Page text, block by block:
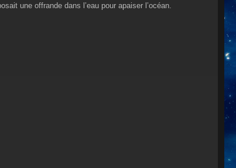
une offrande dans l’eau pour apaiser l’océan.